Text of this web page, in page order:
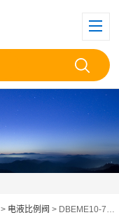
> 电液比例阀 > DBEME10-7X/200YG24K31A1M原装REXROTH比例阀DBEME10-7X/200YG24现货